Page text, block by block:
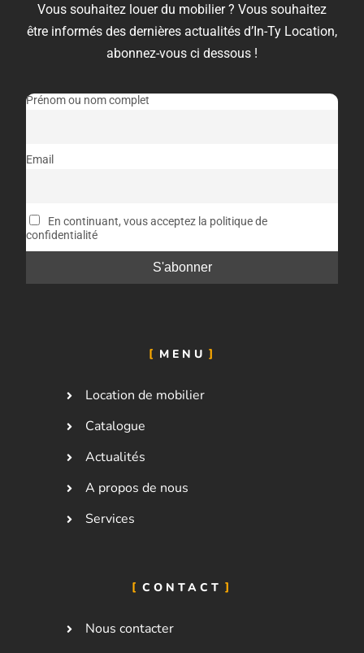
Vous souhaitez louer du mobilier ? Vous souhaitez
être informés des dernières actualités d’In-Ty Location,
abonnez-vous ci dessous !
Prénom ou nom complet
Email
En continuant, vous acceptez la politique de
confidentialité
MENU
Location de mobilier
Catalogue
Actualités
A propos de nous
Services
CONTACT
Nous contacter